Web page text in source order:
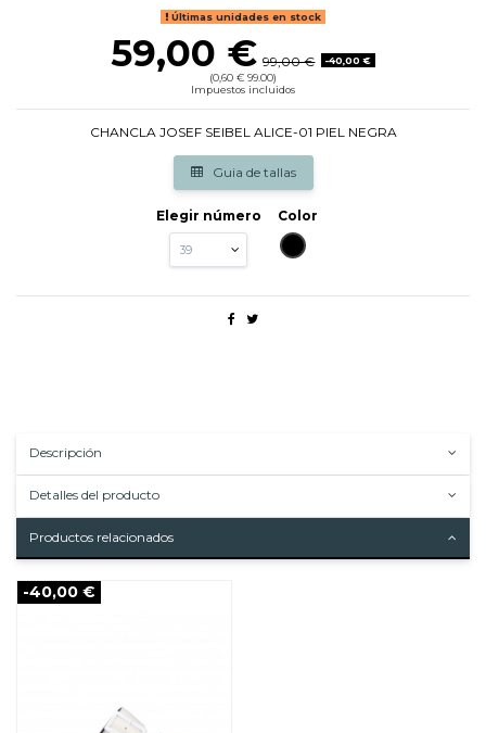
Últimas unidades en stock
59,00 € 99,00 €
-40,00 €
(0,60 € 99.00)
Impuestos incluidos
CHANCLA JOSEF SEIBEL ALICE-01 PIEL NEGRA
Guia de tallas
Elegir número
Color
NEGRO
Descripción
Detalles del producto
Productos relacionados
-40,00 €